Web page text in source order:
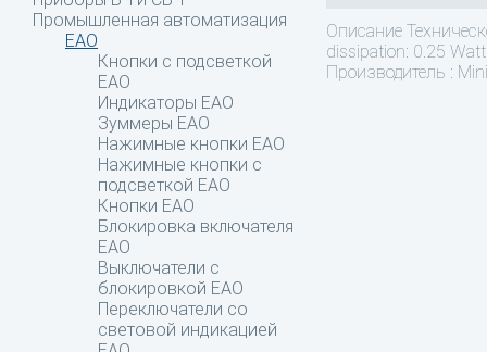
Промышленная автоматизация
EAO
Кнопки с подсветкой
EAO
Индикаторы EAO
Зуммеры EAO
Нажимные кнопки EAO
Нажимные кнопки c
подсветкой EAO
Кнопки EAO
Блокировка включателя
EAO
Выключатели с
блокировкой EAO
Переключатели со
световой индикацией
Описание
dissipation: 0.25
Производитель :